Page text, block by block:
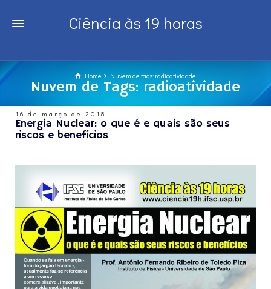
Ciência às 19 horas
Home Nuvem de tags: radioatividade
Nuvem de Tags: radioatividade
16 de março de 2018
Energia Nuclear: o que é e quais são seus
riscos e benefícios